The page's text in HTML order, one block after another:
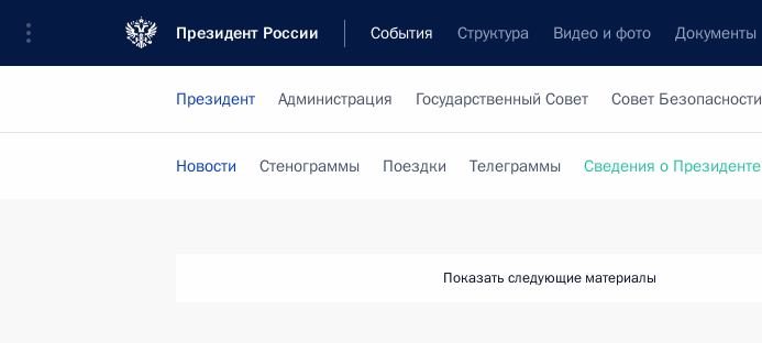
Президент России События Структура Видео и фото Документы
Президент Администрация Государственный Совет Совет Безопасности
Новости Стенограммы Поездки Телеграммы Сведения о Президенте
Показать следующие материалы